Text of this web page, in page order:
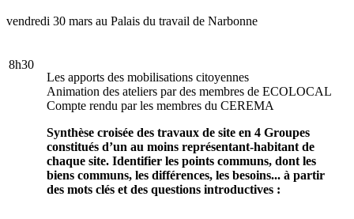
vendredi 30 mars au Palais du travail de Narbonne
8h30
Les apports des mobilisations citoyennes
Animation des ateliers par des membres de ECOLOCAL
Compte rendu par les membres du CEREMA
Synthèse croisée des travaux de site en 4 Groupes
constitués d’un au moins représentant-habitant de
chaque site. Identifier les points communs, dont les
biens communs, les différences, les besoins... à partir
des mots clés et des questions introductives :